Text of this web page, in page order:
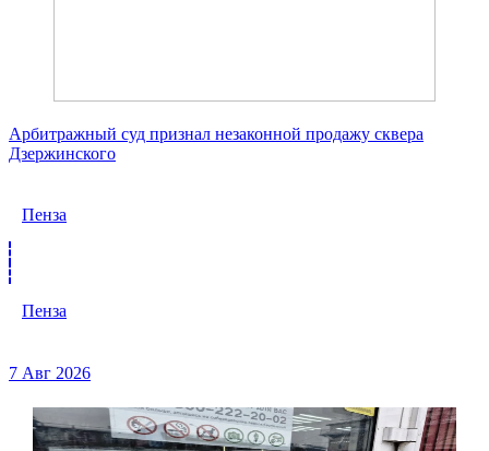
Арбитражный суд признал незаконной продажу сквера
Дзержинского
Пенза
Пенза
7 Авг 2026